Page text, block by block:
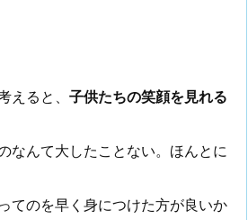
えると、 子供たちの笑顔を見れる
なんて大したことない。ほんとに
てのを早く身につけた方が良いか